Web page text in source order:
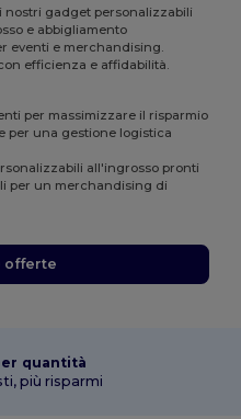
gadget personalizzabili
e abbigliamento
eventi e merchandising.
efficienza e affidabilità.
per massimizzare il risparmio
per una gestione logistica
all'ingrosso pronti
per un merchandising di
offerte
quantità
più risparmi